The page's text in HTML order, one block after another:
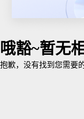
哦豁~暂无
抱歉，没有找到您需要